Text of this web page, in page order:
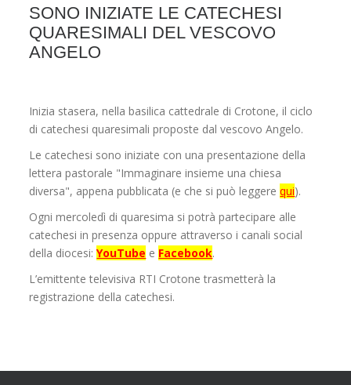
SONO INIZIATE LE CATECHESI
QUARESIMALI DEL VESCOVO
ANGELO
Inizia stasera, nella basilica cattedrale di Crotone, il ciclo
di catechesi quaresimali proposte dal vescovo Angelo.
Le catechesi sono iniziate con una presentazione della
lettera pastorale "Immaginare insieme una chiesa
diversa", appena pubblicata (e che si può leggerequi).
Ogni mercoledì di quaresima si potrà partecipare alle
catechesi in presenza oppure attraverso i canali social
della diocesi:YouTube e Facebook.
L’emittente televisiva RTI Crotone trasmetterà la
registrazione della catechesi.